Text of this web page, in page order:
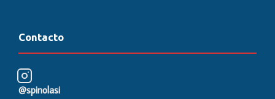
Contacto
@spinolasi